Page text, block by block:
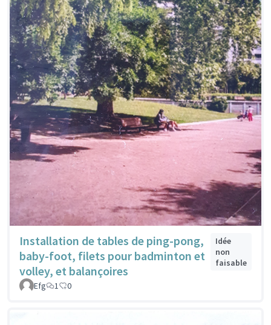
Installation de tables de ping-pong,
baby-foot, filets pour badminton et
volley, et balançoires
Idée
non
faisable
Efg 1 0